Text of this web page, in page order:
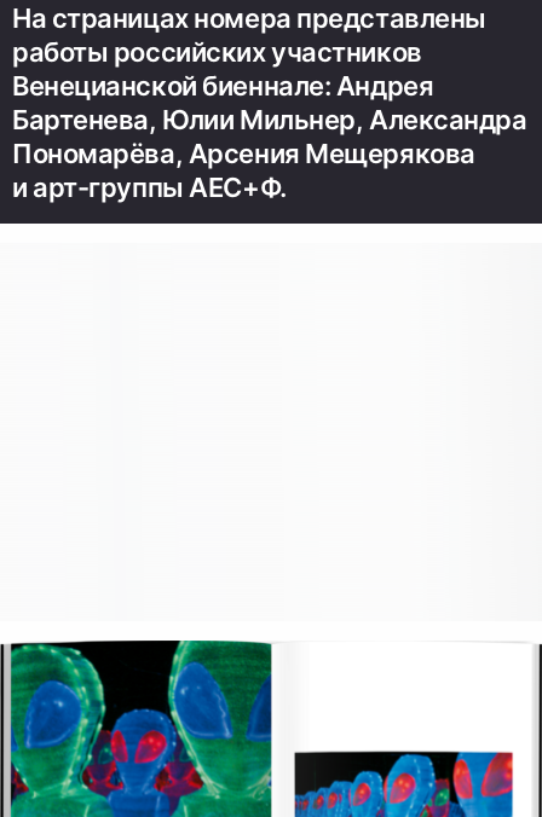
На страницах номера представлены
работы российских участников
Венецианской биеннале: Андрея
Бартенева, Юлии Мильнер, Александра
Пономарёва, Арсения Мещерякова
и арт-группы АЕС+Ф.